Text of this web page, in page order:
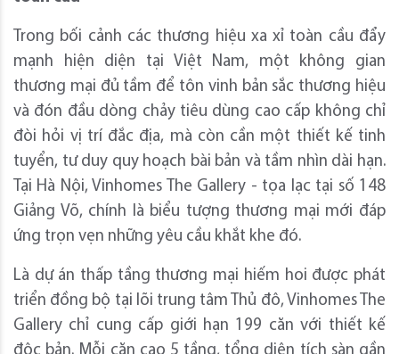
Trong bối cảnh các thương hiệu xa xỉ toàn cầu đẩy
mạnh hiện diện tại Việt Nam, một không gian
thương mại đủ tầm để tôn vinh bản sắc thương hiệu
và đón đầu dòng chảy tiêu dùng cao cấp không chỉ
đòi hỏi vị trí đắc địa, mà còn cần một thiết kế tinh
tuyển, tư duy quy hoạch bài bản và tầm nhìn dài hạn.
Tại Hà Nội, Vinhomes The Gallery - tọa lạc tại số 148
Giảng Võ, chính là biểu tượng thương mại mới đáp
ứng trọn vẹn những yêu cầu khắt khe đó.
Là dự án thấp tầng thương mại hiếm hoi được phát
triển đồng bộ tại lõi trung tâm Thủ đô, Vinhomes The
Gallery chỉ cung cấp giới hạn 199 căn với thiết kế